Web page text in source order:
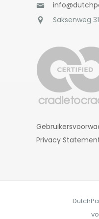
Saksenweg
Privacy